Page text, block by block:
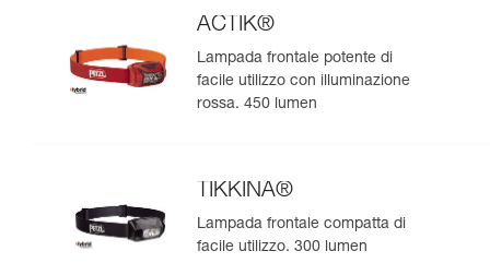
lumen
ACTIK®
Lampada frontale potente di
facile utilizzo con illuminazione
rossa. 450 lumen
TIKKINA®
Lampada frontale compatta di
facile utilizzo. 300 lumen